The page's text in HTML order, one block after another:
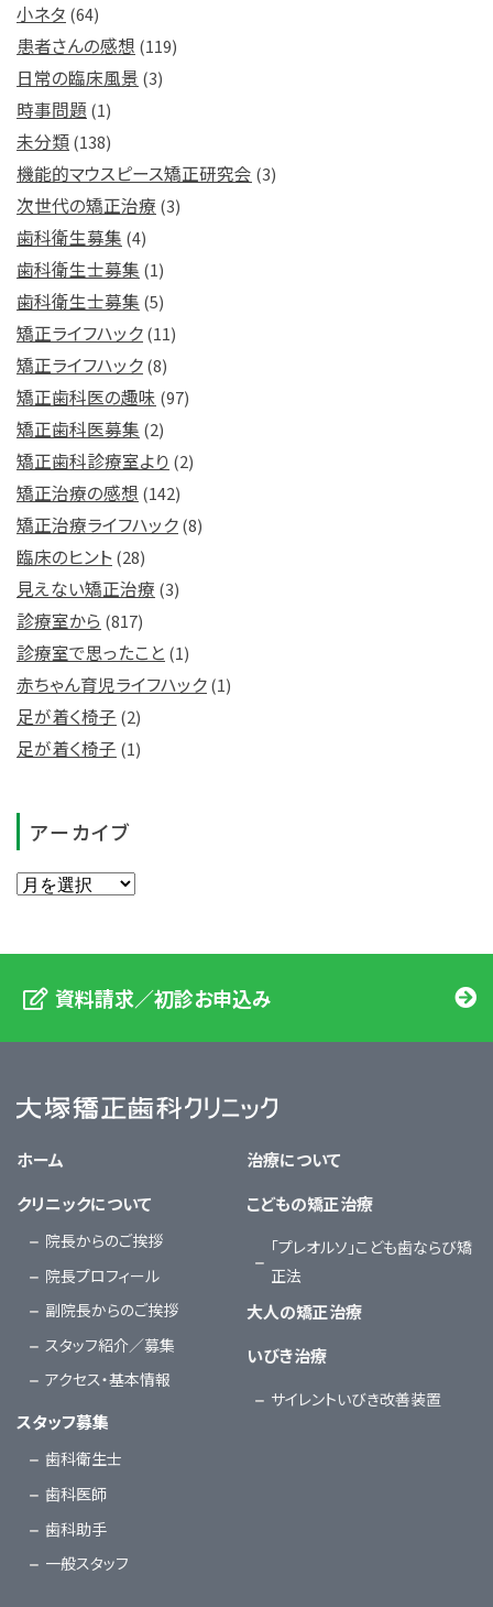
小ネタ (64)
患者さんの感想 (119)
日常の臨床風景 (3)
時事問題 (1)
未分類(138)
機能的マウスピース矯正研究会 (3)
次世代の矯正治療 (3)
歯科衛生募集 (4)
歯科衛生士募集 (1)
歯科衛生士募集 (5)
矯正ライフハック(11)
矯正ライフハック(8)
矯正歯科医の趣味 (97)
矯正歯科医募集 (2)
矯正歯科診療室より (2)
矯正治療の感想 (142)
矯正治療ライフハック(8)
臨床のヒント(28)
見えない矯正治療 (3)
診療室から (817)
診療室で思ったこと (1)
赤ちゃん育児ライフハック(1)
足が着く椅子 (2)
足が着く椅子 (1)
アーカイブ
資料請求／初診お申込み
ホーム
クリニックについて
院長からのご挨拶
院長プロフィール
副院長からのご挨拶
スタッフ紹介／募集
アクセス・基本情報
スタッフ募集
歯科衛生士
歯科医師
歯科助手
一般スタッフ
治療について
こどもの矯正治療
「プレオルソ」こども歯ならび矯
正法
大人の矯正治療
いびき治療
サイレントいびき改善装置